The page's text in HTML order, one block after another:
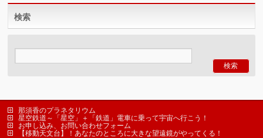
検索
那須香のプラネタリウム
星空鉄道～「星空」＋「鉄道」電車に乗って宇宙へ行こう！
お申し込み、お問い合わせフォーム
【移動天文台】！あなたのところに大きな望遠鏡がやってくる！